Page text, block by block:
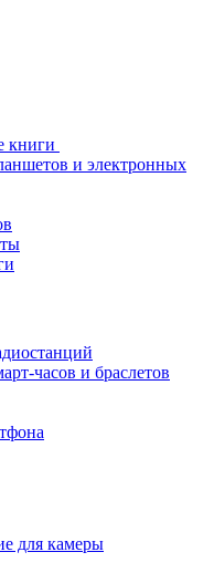
книги
и электронных
часов и браслетов
для камеры